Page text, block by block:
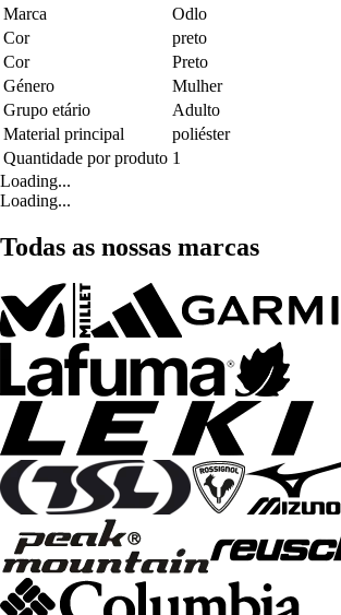
Marca
Odlo
Cor
preto
Cor
Preto
Género
Mulher
Grupo etário
Adulto
Material principal
poliéster
Quantidade por produto 1
Loading...
Loading...
Todas as nossas marcas